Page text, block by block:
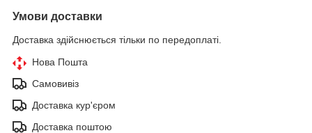
Умови доставки
Доставка здійснюється тільки по передоплаті.
Нова Пошта
Самовивіз
Доставка кур'єром
Доставка поштою